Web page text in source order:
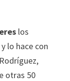
los
lo hace con
otras 50